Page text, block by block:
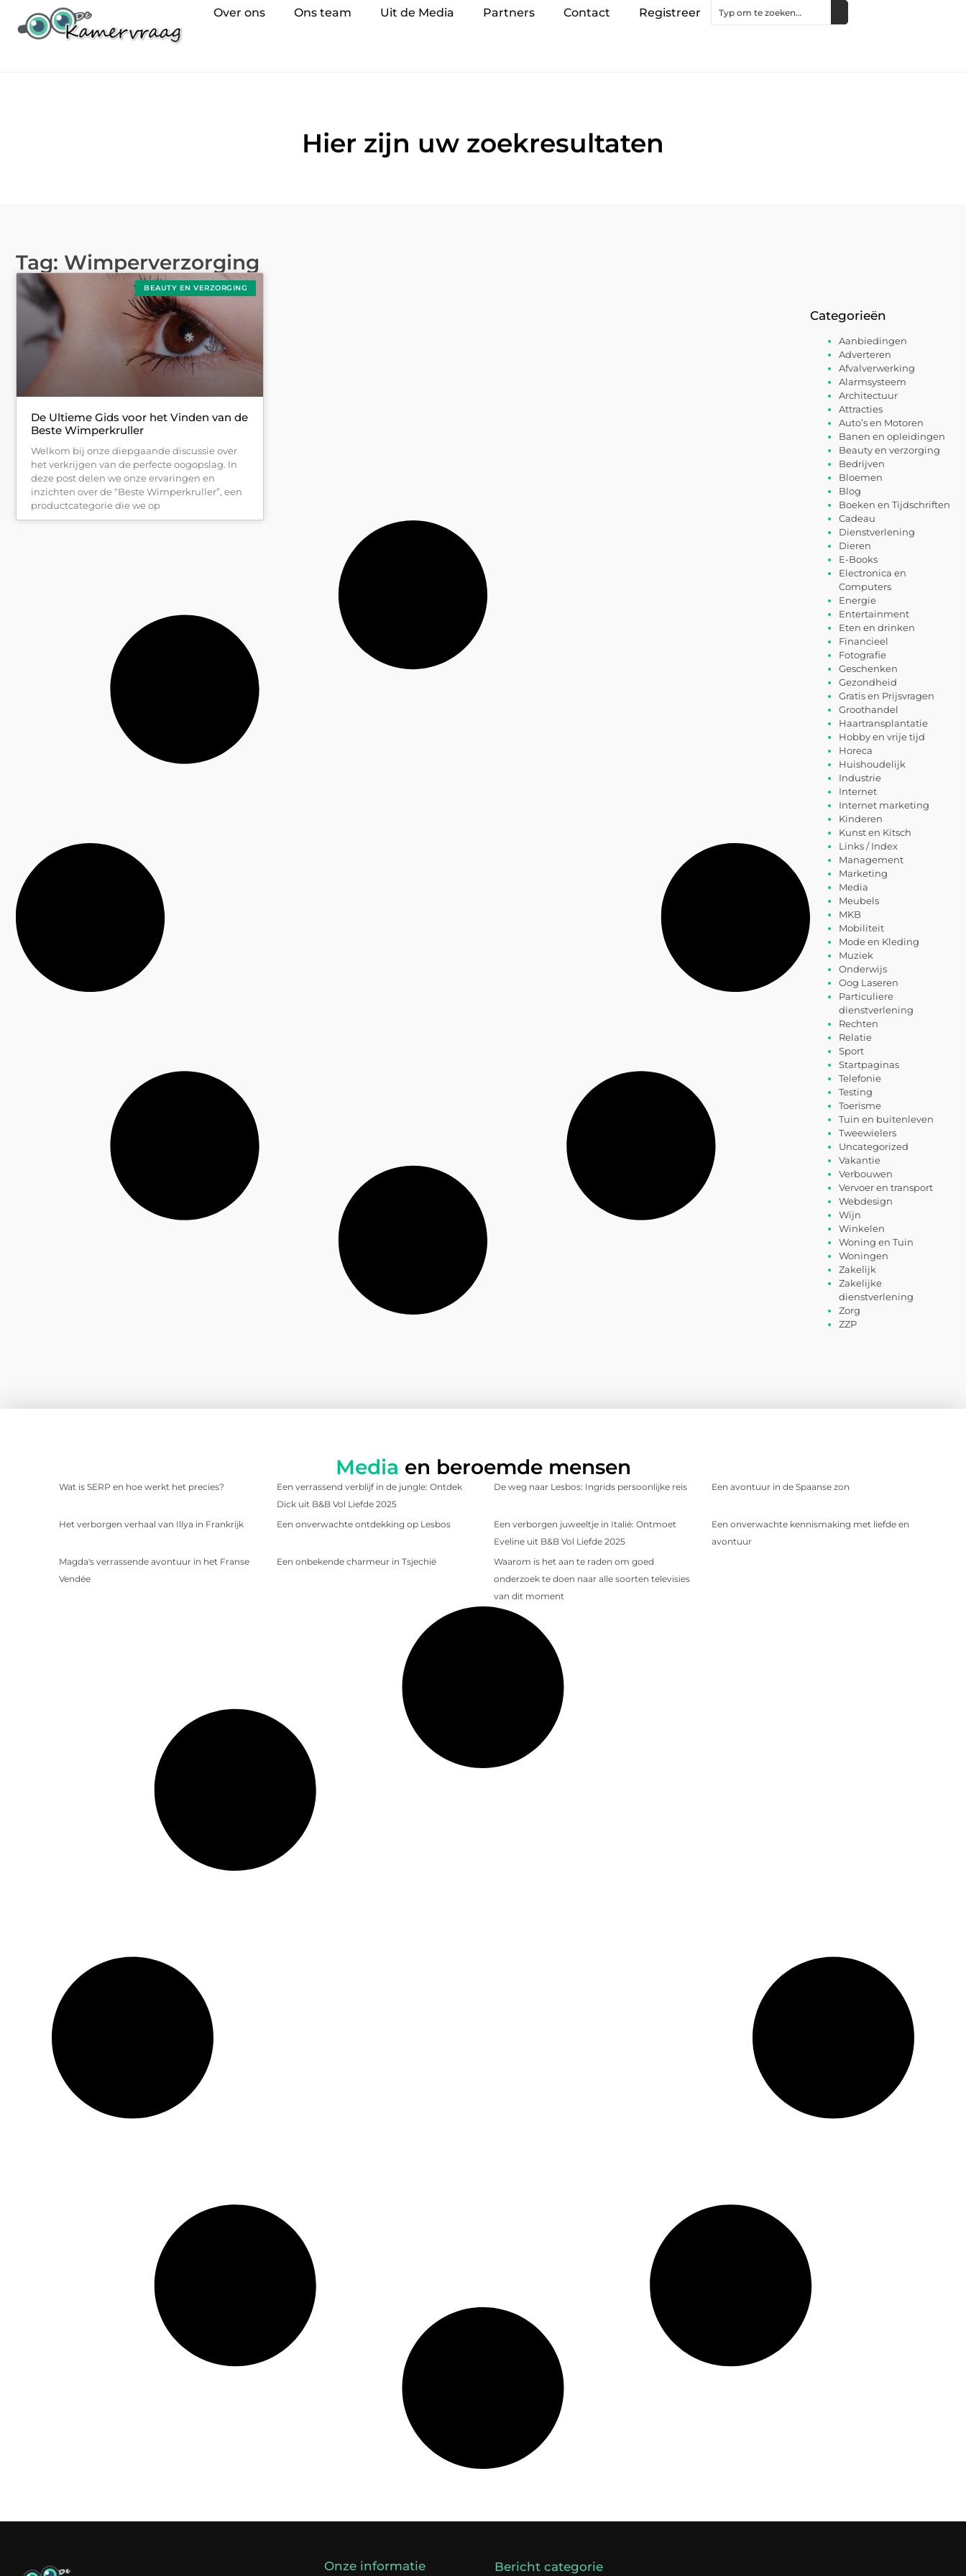
Over ons Ons team Uit de Media Partners Contact Registreer
Hier zijn uw zoekresultaten
Tag: Wimperverzorging
BEAUTY EN VERZORGING
De Ultieme Gids voor het Vinden van de
Beste Wimperkruller
Welkom bij onze diepgaande discussie over
het verkrijgen van de perfecte oogopslag. In
deze post delen we onze ervaringen en
inzichten over de “Beste Wimperkruller”, een
productcategorie die we op
Categorieën
Aanbiedingen
Adverteren
Afvalverwerking
Alarmsysteem
Architectuur
Attracties
Auto’s en Motoren
Banen en opleidingen
Beauty en verzorging
Bedrijven
Bloemen
Blog
Boeken en Tijdschriften
Cadeau
Dienstverlening
Dieren
E-Books
Electronica en
Computers
Energie
Entertainment
Eten en drinken
Financieel
Fotografie
Geschenken
Gezondheid
Gratis en Prijsvragen
Groothandel
Haartransplantatie
Hobby en vrije tijd
Horeca
Huishoudelijk
Industrie
Internet
Internet marketing
Kinderen
Kunst en Kitsch
Links / Index
Management
Marketing
Media
Meubels
MKB
Mobiliteit
Mode en Kleding
Muziek
Onderwijs
Oog Laseren
Particuliere
dienstverlening
Rechten
Relatie
Sport
Startpaginas
Telefonie
Testing
Toerisme
Tuin en buitenleven
Tweewielers
Uncategorized
Vakantie
Verbouwen
Vervoer en transport
Webdesign
Wijn
Winkelen
Woning en Tuin
Woningen
Zakelijk
Zakelijke
dienstverlening
Zorg
ZZP
Media en beroemde mensen
Wat is SERP en hoe werkt het precies?
Een verrassend verblijf in de jungle: Ontdek
Dick uit B&B Vol Liefde 2025
De weg naar Lesbos: Ingrids persoonlijke reis Een avontuur in de Spaanse zon
Het verborgen verhaal van Illya in Frankrijk Een onverwachte ontdekking op Lesbos
Een verborgen juweeltje in Italië: Ontmoet
Eveline uit B&B Vol Liefde 2025
Een onverwachte kennismaking met liefde en
avontuur
Magda's verrassende avontuur in het Franse
Vendée
Een onbekende charmeur in Tsjechië
Waarom is het aan te raden om goed
onderzoek te doen naar alle soorten televisies
van dit moment
Onze informatie Bericht categorie